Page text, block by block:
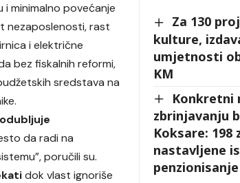
Za 130
kulture,
umjetnosti
KM
Konkretni
zbrinjavanju
Koksare: 198
nastavljene
penzionisanje
minimalno povećanje
nezaposlenosti, rast
i električne
bez fiskalnih reformi,
sredstava na
da radi na
poručili su.
dok vlast ignoriše